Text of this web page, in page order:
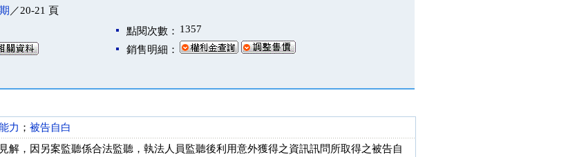
／20-21 頁
點閱次數： 1357
銷售明細：
力 ； 被告自白
解，因另案監聽係合法監聽，執法人員監聽後利用意外獲得之資訊訊問所取得之被告自